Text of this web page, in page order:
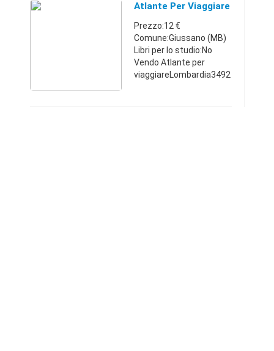
Lussemburgo Paesi
Svizzera Austria Li ...
Atlante Per Viaggiare
Prezzo:12 €
Comune:Giussano (MB)
Libri per lo studio:No
Vendo Atlante per
viaggiareLombardia3492